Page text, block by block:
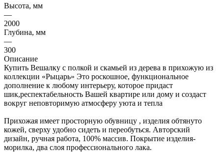
Высота, мм
—
2000
Глубина, мм
—
300
Описание
Купить Вешалку с полкой и скамьей из дерева в прихожую из
коллекции «Рыцарь» Это роскошное, функциональное
дополнение к любому интерьеру, которое придаст
шик,респектабельность Вашей квартире или дому и создаст
вокруг неповторимую атмосферу уюта и тепла
Прихожая имеет просторную обувницу , изделия обтянуто
кожей, сверху удобно сидеть и переобуться. Авторский
дизайн, ручная работа, 100% массив. Покрытие изделия-
морилка, два слоя профессионального лака.